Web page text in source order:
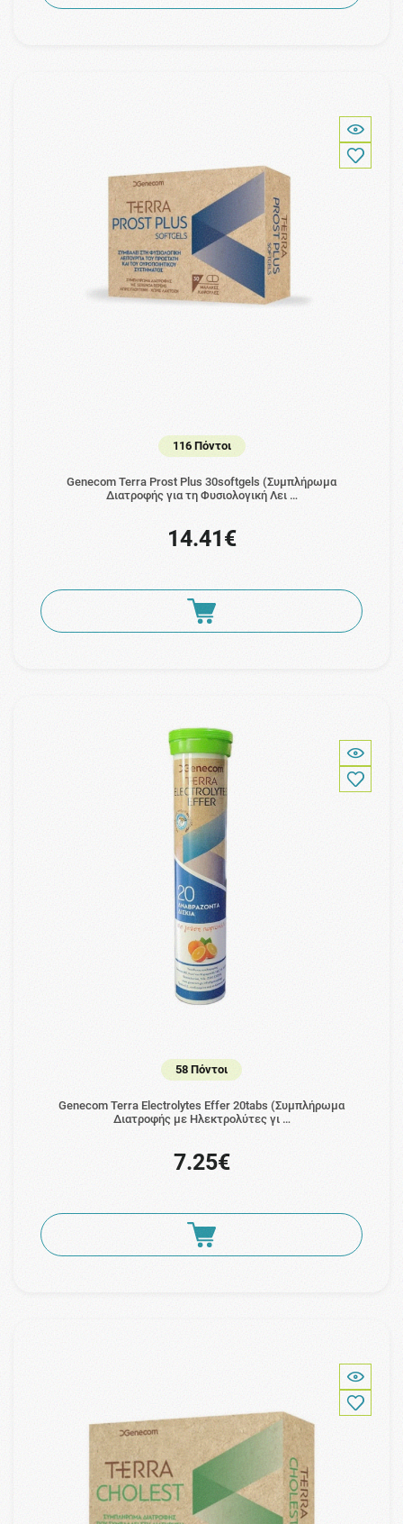
116 Πόντοι
Genecom Terra Prost Plus 30softgels (Συμπλήρωμα
Διατροφής για τη Φυσιολογική Λει …
14.41€
58 Πόντοι
Genecom Terra Electrolytes Effer 20tabs (Συμπλήρωμα
Διατροφής με Ηλεκτρολύτες γι …
7.25€